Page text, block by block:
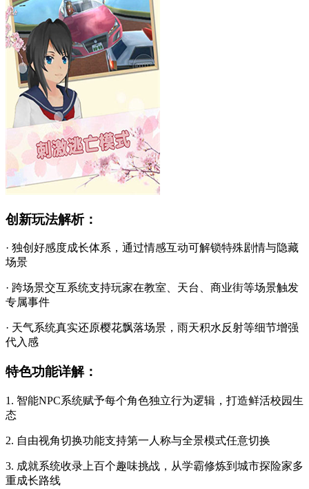
创新玩法解析：
· 独创好感度成长体系，通过情感互动可解锁特殊剧情与隐藏
场景
· 跨场景交互系统支持玩家在教室、天台、商业街等场景触发
专属事件
· 天气系统真实还原樱花飘落场景，雨天积水反射等细节增强
代入感
特色功能详解：
1. 智能NPC系统赋予每个角色独立行为逻辑，打造鲜活校园生
态
2. 自由视角切换功能支持第一人称与全景模式任意切换
3. 成就系统收录上百个趣味挑战，从学霸修炼到城市探险家多
重成长路线